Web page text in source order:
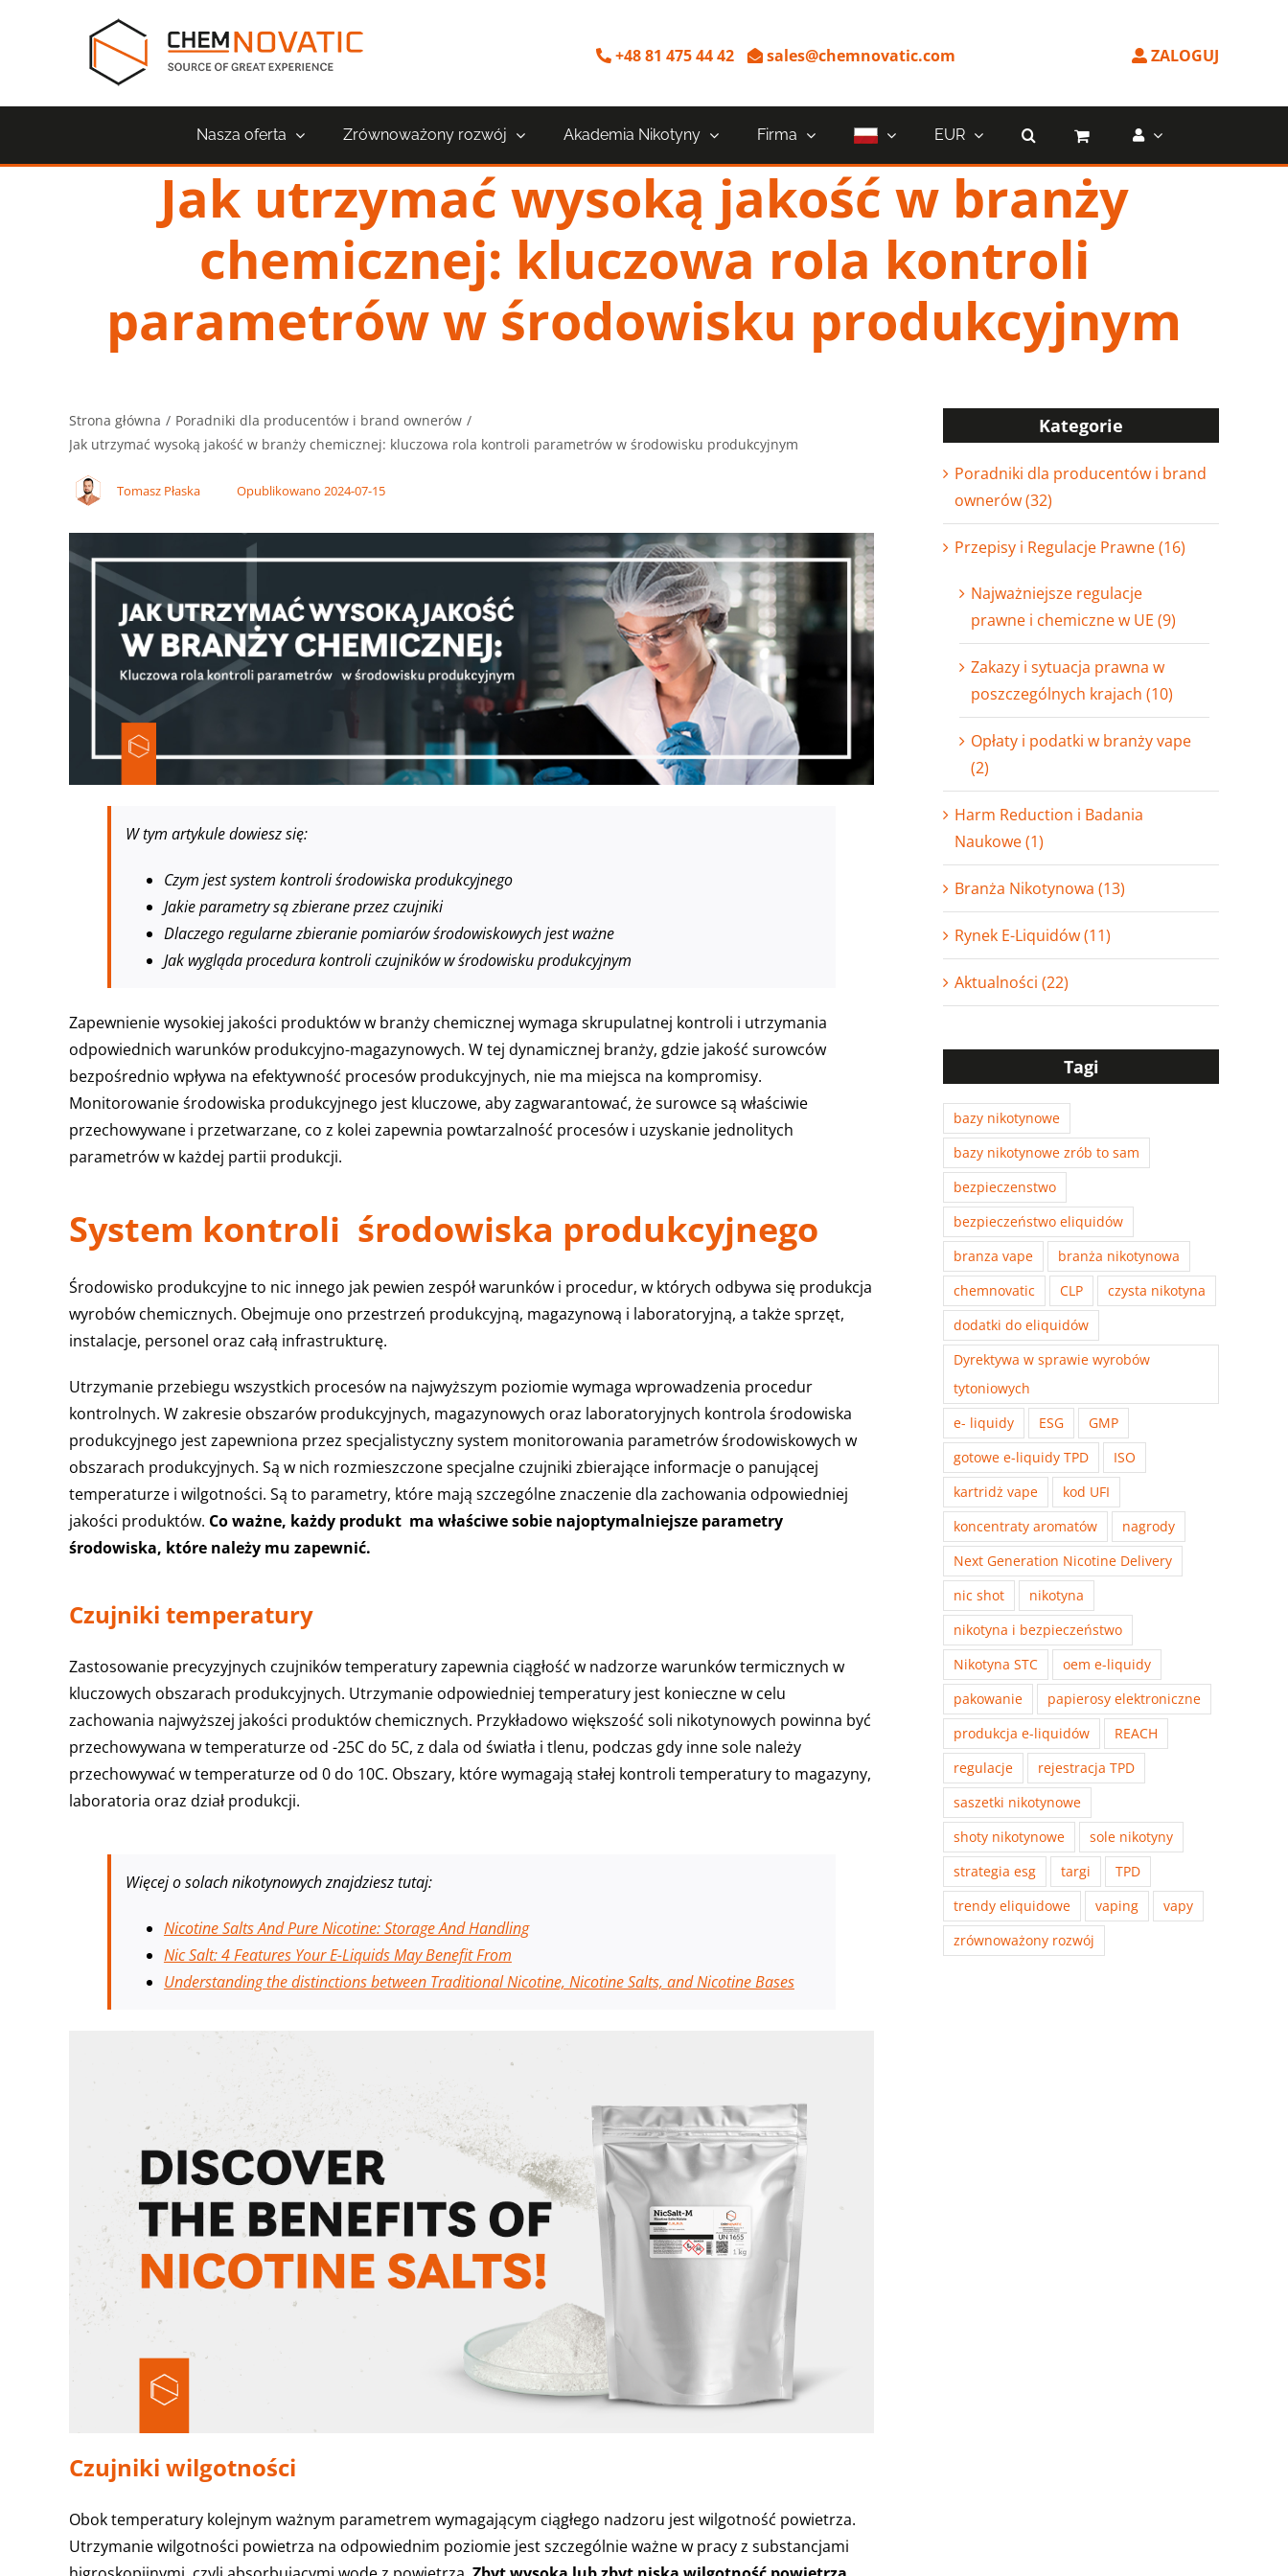
+48 81 475 44 42 sales@chemnovatic.com ZALOGUJ
Nasza oferta Zrównoważony rozwój Akademia Nikotyny Firma EUR
Jak utrzymać wysoką jakość w branży
chemicznej: kluczowa rola kontroli
parametrów w środowisku produkcyjnym
Strona główna
Poradniki dla producentów i brand ownerów
Jak utrzymać wysoką jakość w branży chemicznej: kluczowa rola kontroli parametrów w środowisku produkcyjnym
Tomasz Płaska Opublikowano 2024-07-15
W tym artykule dowiesz się:
Czym jest system kontroli środowiska produkcyjnego
Jakie parametry są zbierane przez czujniki
Dlaczego regularne zbieranie pomiarów środowiskowych jest ważne
Jak wygląda procedura kontroli czujników w środowisku produkcyjnym
Zapewnienie wysokiej jakości produktów w branży chemicznej wymaga skrupulatnej kontroli i utrzymania
odpowiednich warunków produkcyjno-magazynowych. W tej dynamicznej branży, gdzie jakość surowców
bezpośrednio wpływa na efektywność procesów produkcyjnych, nie ma miejsca na kompromisy.
Monitorowanie środowiska produkcyjnego jest kluczowe, aby zagwarantować, że surowce są właściwie
przechowywane i przetwarzane, co z kolei zapewnia powtarzalność procesów i uzyskanie jednolitych
parametrów w każdej partii produkcji.
System kontroli środowiska produkcyjnego
Środowisko produkcyjne to nic innego jak pewien zespół warunków i procedur, w których odbywa się produkcja
wyrobów chemicznych. Obejmuje ono przestrzeń produkcyjną, magazynową i laboratoryjną, a także sprzęt,
instalacje, personel oraz całą infrastrukturę.
Utrzymanie przebiegu wszystkich procesów na najwyższym poziomie wymaga wprowadzenia procedur
kontrolnych. W zakresie obszarów produkcyjnych, magazynowych oraz laboratoryjnych kontrola środowiska
produkcyjnego jest zapewniona przez specjalistyczny system monitorowania parametrów środowiskowych w
obszarach produkcyjnych. Są w nich rozmieszczone specjalne czujniki zbierające informacje o panującej
temperaturze i wilgotności. Są to parametry, które mają szczególne znaczenie dla zachowania odpowiedniej
jakości produktów. Co ważne, każdy produkt ma właściwe sobie najoptymalniejsze parametry
środowiska, które należy mu zapewnić.
Czujniki temperatury
Zastosowanie precyzyjnych czujników temperatury zapewnia ciągłość w nadzorze warunków termicznych w
kluczowych obszarach produkcyjnych. Utrzymanie odpowiedniej temperatury jest konieczne w celu
zachowania najwyższej jakości produktów chemicznych. Przykładowo większość soli nikotynowych powinna być
przechowywana w temperaturze od -25C do 5C, z dala od światła i tlenu, podczas gdy inne sole należy
przechowywać w temperaturze od 0 do 10C. Obszary, które wymagają stałej kontroli temperatury to magazyny,
laboratoria oraz dział produkcji.
Więcej o solach nikotynowych znajdziesz tutaj:
Nicotine Salts And Pure Nicotine: Storage And Handling
Nic Salt: 4 Features Your E-Liquids May Benefit From
Understanding the distinctions between Traditional Nicotine, Nicotine Salts, and Nicotine Bases
Czujniki wilgotności
Obok temperatury kolejnym ważnym parametrem wymagającym ciągłego nadzoru jest wilgotność powietrza.
Utrzymanie wilgotności powietrza na odpowiednim poziomie jest szczególnie ważne w pracy z substancjami
Kategorie
Poradniki dla producentów i brand
ownerów (32)
Przepisy i Regulacje Prawne (16)
Najważniejsze regulacje
prawne i chemiczne w UE (9)
Zakazy i sytuacja prawna w
poszczególnych krajach (10)
Opłaty i podatki w branży vape
(2)
Harm Reduction i Badania
Naukowe (1)
Branża Nikotynowa (13)
Rynek E-Liquidów (11)
Aktualności (22)
Tagi
bazy nikotynowe
bazy nikotynowe zrób to sam
bezpieczenstwo
bezpieczeństwo eliquidów
branza vape
branża nikotynowa
chemnovatic
CLP
czysta nikotyna
dodatki do eliquidów
Dyrektywa w sprawie wyrobów
tytoniowych
e- liquidy
ESG
GMP
gotowe e-liquidy TPD
ISO
kartridż vape
kod UFI
koncentraty aromatów
nagrody
Next Generation Nicotine Delivery
nic shot
nikotyna
nikotyna i bezpieczeństwo
Nikotyna STC
oem e-liquidy
pakowanie
papierosy elektroniczne
produkcja e-liquidów
REACH
regulacje
rejestracja TPD
saszetki nikotynowe
shoty nikotynowe
sole nikotyny
strategia esg
targi
TPD
trendy eliquidowe
vaping
vapy
zrównoważony rozwój